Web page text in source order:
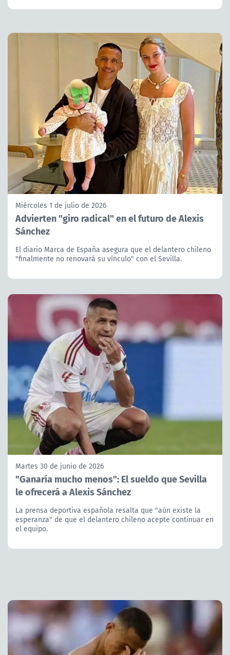
Miércoles 1 de julio de 2026
Advierten "giro radical" en el futuro de Alexis
Sánchez
El diario Marca de España asegura que el delantero chileno
"finalmente no renovará su vínculo" con el Sevilla.
Martes 30 de junio de 2026
"Ganaría mucho menos": El sueldo que Sevilla
le ofrecerá a Alexis Sánchez
La prensa deportiva española resalta que "aún existe la
esperanza" de que el delantero chileno acepte continuar en
el equipo.